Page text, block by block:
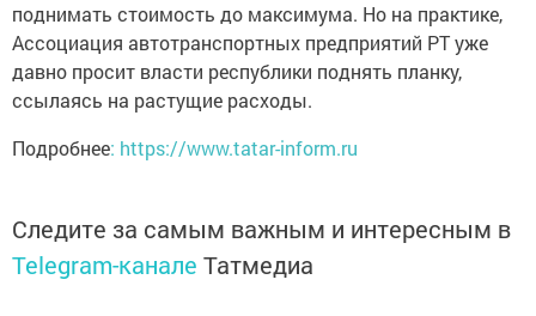
поднимать стоимость до максимума. Но на практике,
Ассоциация автотранспортных предприятий РТ уже
давно просит власти республики поднять планку,
ссылаясь на растущие расходы.
Подробнее: https://www.tatar-inform.ru
Следите за самым важным и интересным в
Telegram-канале Татмедиа